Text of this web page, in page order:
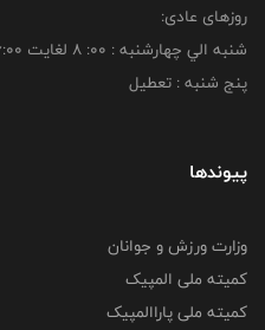
روزهای عادی:
شنبه الي چهارشنبه : 00: 8 لغايت 16:00
پنج شنبه : تعطیل
پیوندها
وزارت ورزش و جوانان
کمیته ملی المپیک
کمیته ملی پاراالمپیک